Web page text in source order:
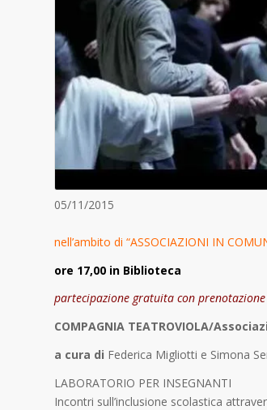
05/11/2015
nell’ambito di “ASSOCIAZIONI IN
ore 17,00 in Biblioteca
partecipazione gratuita con
COMPAGNIA TEATROVIOLA/
a cura di Federica Migliotti e Simona
LABORATORIO PER INSEGNANTI
Incontri sull’inclusione scolastica